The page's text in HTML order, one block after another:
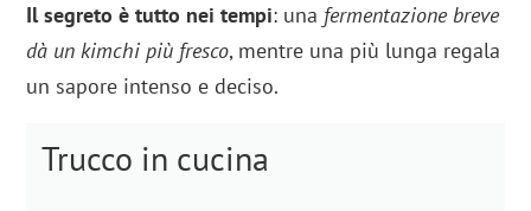
Il segreto è tutto nei tempi: una fermentazione breve
dà un kimchi più fresco, mentre una più lunga regala
un sapore intenso e deciso.
Trucco in cucina